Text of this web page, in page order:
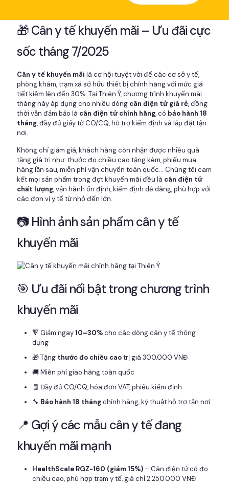
🎁 Cân y tế khuyến mãi – Ưu đãi cực
sốc tháng 7/2025
Cân y tế khuyến mãi là cơ hội tuyệt vời để các cơ sở y tế,
phòng khám, trạm xá sở hữu thiết bị chính hãng với mức giá
tiết kiệm lên đến 30%. Tại Thiên Ý, chương trình khuyến mãi
tháng này áp dụng cho nhiều dòng cân điện tử giá rẻ, đồng
thời vẫn đảm bảo là cân điện tử chính hãng, có bảo hành 18
tháng, đầy đủ giấy tờ CO/CQ, hỗ trợ kiểm định và lắp đặt tận
nơi.
Không chỉ giảm giá, khách hàng còn nhận được nhiều quà
tặng giá trị như: thước đo chiều cao tặng kèm, phiếu mua
hàng lần sau, miễn phí vận chuyển toàn quốc... Chúng tôi cam
kết mọi sản phẩm trong đợt khuyến mãi đều là cân điện tử
chất lượng, vận hành ổn định, kiểm định dễ dàng, phù hợp với
các đơn vị y tế từ nhỏ đến lớn.
📷 Hình ảnh sản phẩm cân y tế
khuyến mãi
🎯 Ưu đãi nổi bật trong chương trình
khuyến mãi
🔻 Giảm ngay10–30%cho các dòng cân y tế thông
dụng
🎁 Tặng thước đo chiều caotrị giá 300.000 VNĐ
🚚 Miễn phí giao hàng toàn quốc
🧾 Đầy đủ CO/CQ, hóa đơn VAT, phiếu kiểm định
🔧 Bảo hành 18 thángchính hãng, kỹ thuật hỗ trợ tận nơi
📍 Gợi ý các mẫu cân y tế đang
khuyến mãi mạnh
HealthScale RGZ-160 (giảm 15%) – Cân điện tử có đo
chiều cao, phù hợp trạm y tế, giá chỉ 2.250.000 VNĐ